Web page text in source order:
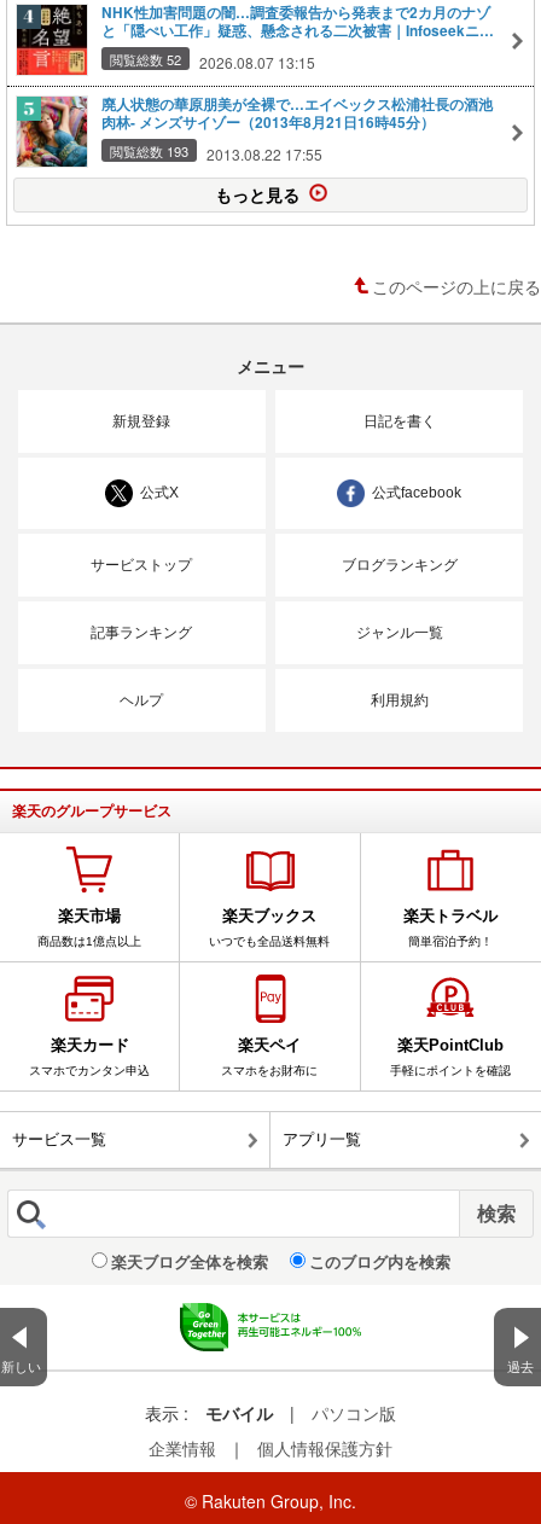
新しい 過去
NHK性加害問題の闇…調査委報告から発表まで2カ月のナゾ
と「隠ぺい工作」疑惑、懸念される二次被害｜Infoseekニュ
ース
閲覧総数 52 2026.08.07 13:15
廃人状態の華原朋美が全裸で…エイベックス松浦社長の酒池
肉林- メンズサイゾー（2013年8月21日16時45分）
閲覧総数 193 2013.08.22 17:55
もっと見る
このページの上に戻る
メニュー
新規登録 日記を書く
公式X 公式facebook
サービストップ ブログランキング
記事ランキング ジャンル一覧
ヘルプ 利用規約
楽天のグループサービス
楽天市場
商品数は1億点以上
楽天ブックス
いつでも全品送料無料
楽天トラベル
簡単宿泊予約！
楽天カード
スマホでカンタン申込
楽天ペイ
スマホをお財布に
楽天PointClub
手軽にポイントを確認
サービス一覧 アプリ一覧
楽天ブログ全体を検索 このブログ内を検索
表示 : モバイル |
パソコン版
企業情報
｜ 個人情報保護方針
© Rakuten Group, Inc.